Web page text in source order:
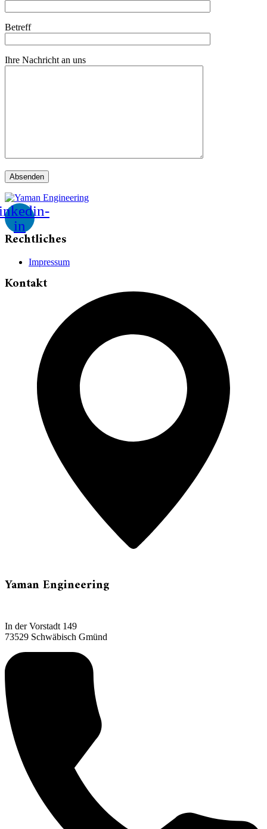
Betreff
Ihre Nachricht an uns
in
Rechtliches
Impressum
Kontakt
Yaman Engineering
In der Vorstadt 149
73529 Schwäbisch Gmünd